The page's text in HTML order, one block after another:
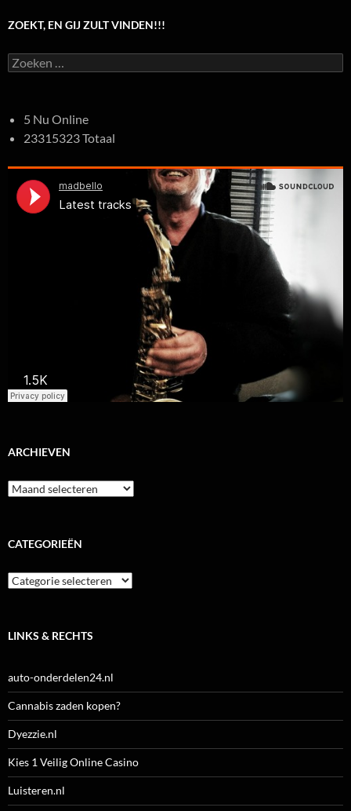
ZOEKT, EN GIJ ZULT VINDEN!!!
Zoeken
naar:
5 Nu Online
23315323 Totaal
ARCHIEVEN
Archieven
CATEGORIEËN
Categorieën
LINKS & RECHTS
auto-onderdelen24.nl
Cannabis zaden kopen?
Dyezzie.nl
Kies 1 Veilig Online Casino
Luisteren.nl